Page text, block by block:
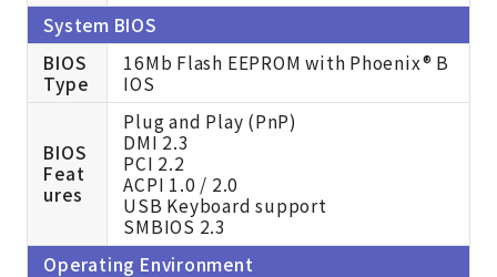
System BIOS
BIOS
Type
16Mb Flash EEPROM with Phoenix® B
IOS
BIOS
Feat
ures
Plug and Play (PnP)
DMI 2.3
PCI 2.2
ACPI 1.0 / 2.0
USB Keyboard support
SMBIOS 2.3
Operating Environment